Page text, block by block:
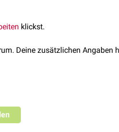
klickst.
Deine zusätzlichen Angaben